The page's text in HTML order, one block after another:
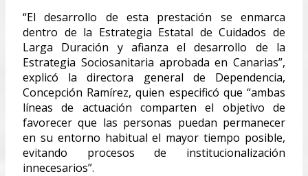
“El desarrollo de esta prestación se enmarca
dentro de la Estrategia Estatal de Cuidados de
Larga Duración y afianza el desarrollo de la
Estrategia Sociosanitaria aprobada en Canarias”,
explicó la directora general de Dependencia,
Concepción Ramírez, quien especificó que “ambas
líneas de actuación comparten el objetivo de
favorecer que las personas puedan permanecer
en su entorno habitual el mayor tiempo posible,
evitando procesos de institucionalización
innecesarios”.